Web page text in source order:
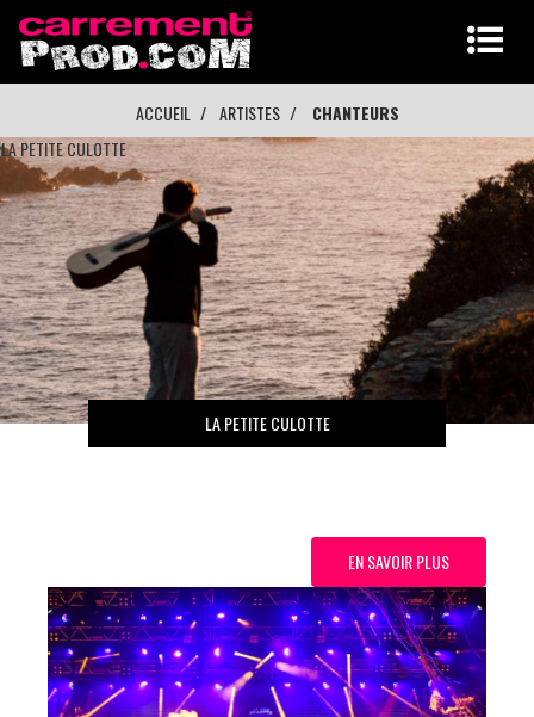
ACCUEIL ARTISTES CHANTEURS
LA PETITE CULOTTE
EN SAVOIR PLUS